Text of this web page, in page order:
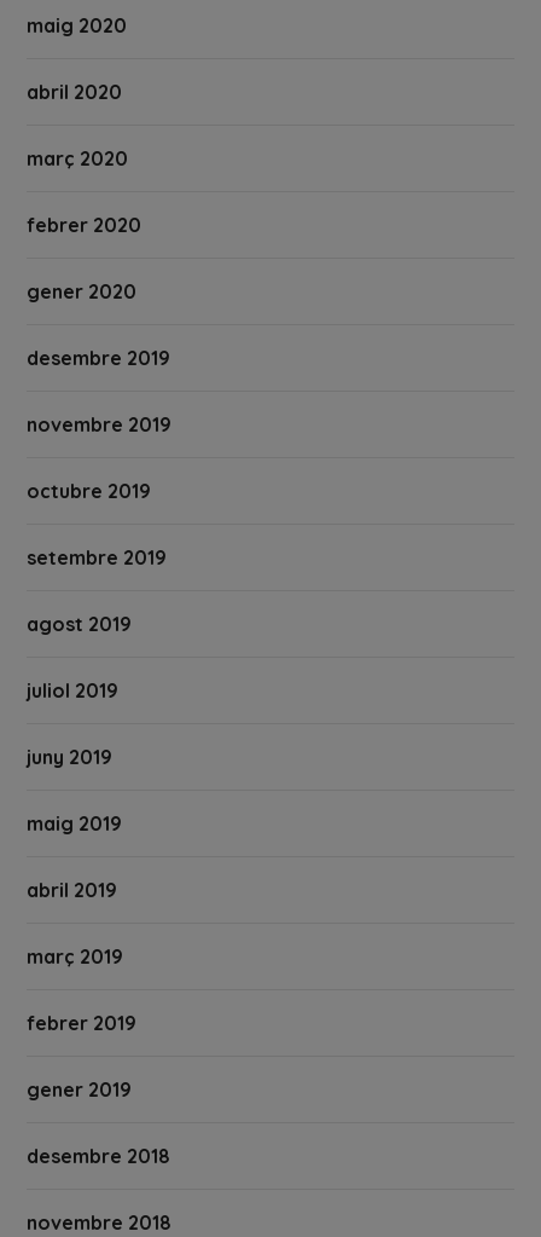
maig 2020
abril 2020
març 2020
febrer 2020
gener 2020
desembre 2019
novembre 2019
octubre 2019
setembre 2019
agost 2019
juliol 2019
juny 2019
maig 2019
abril 2019
març 2019
febrer 2019
gener 2019
desembre 2018
novembre 2018